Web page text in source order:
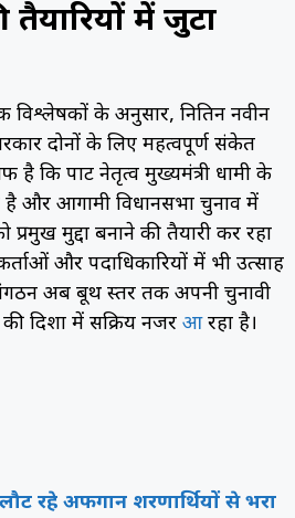
में जुटा
विश्लेषकों के अनुसार, नितिन नवीन
दोनों के लिए महत्वपूर्ण संकेत
कि पार्टी नेतृत्व मुख्यमंत्री धामी के
है और आगामी विधानसभा चुनाव में
प्रमुख मुद्दा बनाने की तैयारी कर रहा
और पदाधिकारियों में भी उत्साह
अब बूथ स्तर तक अपनी चुनावी
दिशा में सक्रिय नजर आरहा है।
रहे अफगान शरणार्थियों से भरा